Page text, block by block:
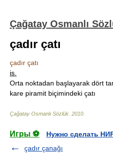
Çağatay Osmanlı
çadır çatı
çadır çatı
is.
Orta noktadan başlayarak dört
kare piramit biçimindeki çatı
Çağatay Osmanlı Sözlük 2010
Игры ⚽
Нужно сделать
çadır çanağı